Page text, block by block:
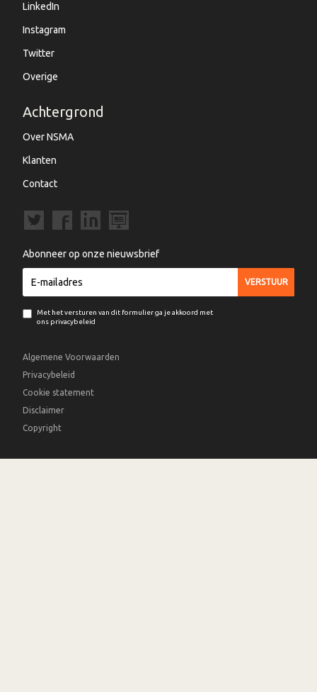
LinkedIn
Instagram
Twitter
Overige
Achtergrond
Over NSMA
Klanten
Contact
Abonneer op onze nieuwsbrief
Met het versturen van dit formulier ga je akkoord met
ons privacybeleid
Algemene Voorwaarden
Privacybeleid
Cookie statement
Disclaimer
Copyright